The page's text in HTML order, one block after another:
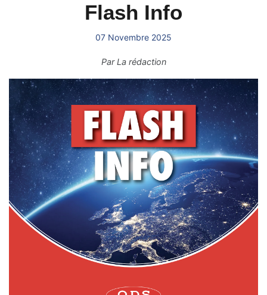
Flash Info
07 Novembre 2025
ParLa rédaction